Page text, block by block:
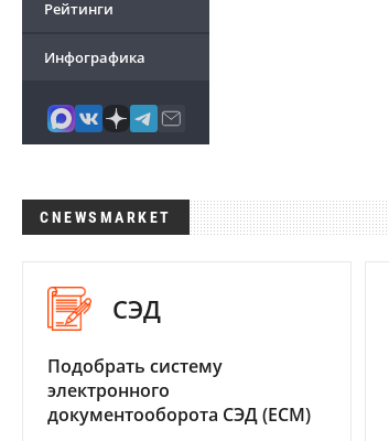
Рейтинги
Инфографика
CNEWSMARKET
СЭД
Подобрать систему
электронного
документооборота СЭД (ECM)